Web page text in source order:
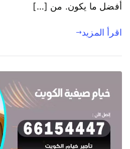
أفضل ما يكون. من […]
اقرأ المزيد